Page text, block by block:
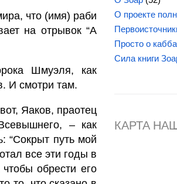
что (имя) раби
на отрывок “А
Шмуэля, как
И смотри там.
Яаков, праотец
– как
“Сокрыт путь мой
все эти годы в
обрести его
О проекте
Просто о
Сила книги
КАРТА